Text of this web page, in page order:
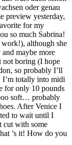
oder genau
preview yesterday,
for my
so much Sabrina!
although she
maybe more
not boring (I hope
so probably I’ll
I’m totally into midi
for only 10 pounds
soft… probably
After Venice I
to wait until I
cut with some
’s it! How do you